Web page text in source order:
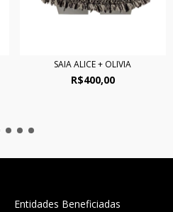
SAIA ALICE + OLIVIA
R$400,00
Entidades Beneficiadas